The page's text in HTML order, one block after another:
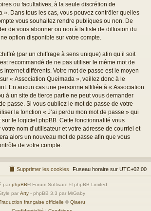
ou facultatives, à la seule discrétion de
». Dans tous les cas, vous pouvez contrôler quelles
vous souhaitez rendre publiques ou non. De
de vous abonner ou non à la liste de diffusion du
option disponible sur votre compte.
(par un chiffrage à sens unique) afin qu’il soit
recommandé de ne pas utiliser le même mot de
internet différents. Votre mot de passe est le moyen
« Association Queimada », veillez donc à le
En aucun cas une personne affiliée à « Association
à un site de tierce partie ne peut vous demander
passe. Si vous oubliez le mot de passe de votre
la fonction « J’ai perdu mon mot de passe » qui
le logiciel phpBB. Cette fonctionnalité vous
nom d’utilisateur et votre adresse de courriel et
alors un nouveau mot de passe afin que vous
de votre compte.
Fuseau horaire sur UTC+02:00
Supprimer les cookies
par phpBB® Forum Software © phpBB Limited
par Arty - phpBB 3.3 par MrGaby
française officielle © Qiaeru